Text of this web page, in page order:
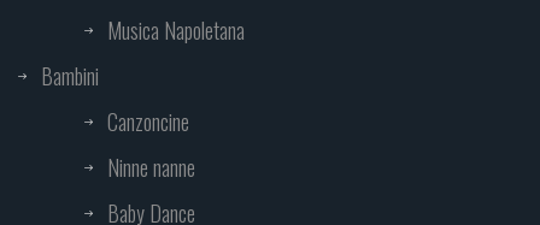
Musica Napoletana
Bambini
Canzoncine
Ninne nanne
Baby Dance